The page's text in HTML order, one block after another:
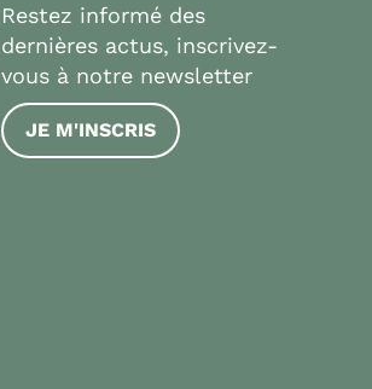
Restez informé des
dernières actus, inscrivez-
vous à notre newsletter
JE M'INSCRIS